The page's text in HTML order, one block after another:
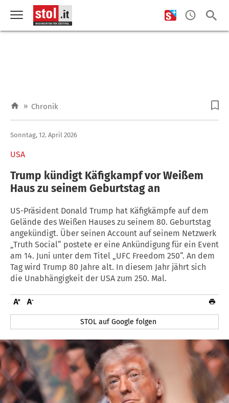
» Chronik
USA
Sonntag, 12. April 2026
Trump kündigt Käfigkampf vor Weißem
Haus zu seinem Geburtstag an
US-Präsident Donald Trump hat Käfigkämpfe auf dem
Gelände des Weißen Hauses zu seinem 80. Geburtstag
angekündigt. Über seinen Account auf seinem Netzwerk
„Truth Social“ postete er eine Ankündigung für ein Event
am 14. Juni unter dem Titel „UFC Freedom 250“. An dem
Tag wird Trump 80 Jahre alt. In diesem Jahr jährt sich
die Unabhängigkeit der USA zum 250. Mal.
STOL auf Google folgen